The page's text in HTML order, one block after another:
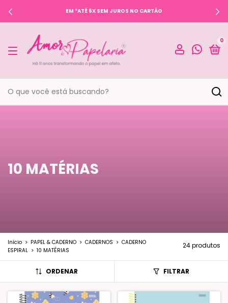
EM *ATÉ 6X SEM JUROS NO CARTÃO
0
10 MATÉRIAS
Início > PAPEL & CADERNO > CADERNOS > CADERNO
ESPIRAL > 10 MATÉRIAS
24 produtos
ORDENAR FILTRAR